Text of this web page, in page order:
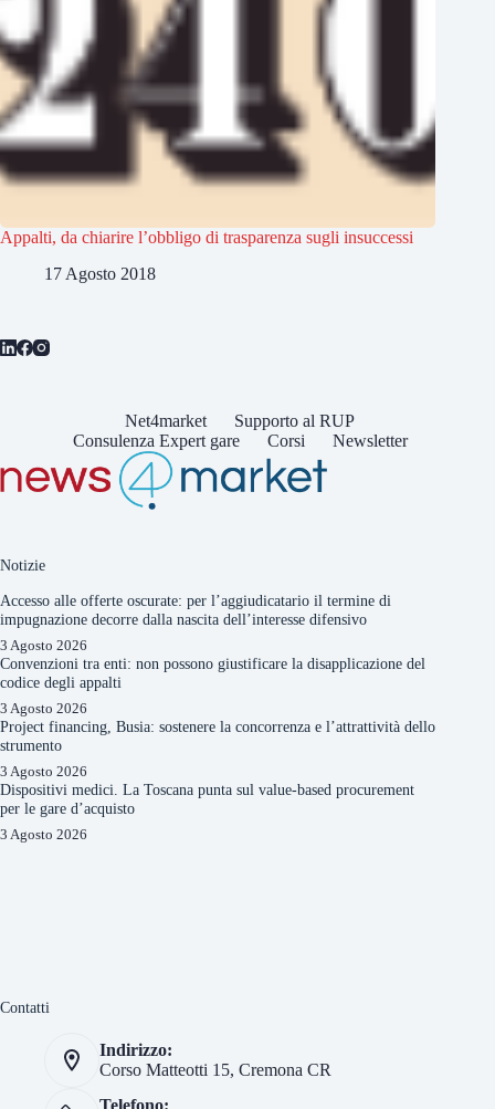
Appalti, da chiarire l’obbligo di trasparenza sugli insuccessi
17 Agosto 2018
Net4market
Supporto al RUP
Consulenza Expert gare
Corsi Newsletter
Notizie
Accesso alle offerte oscurate: per l’aggiudicatario il termine di
impugnazione decorre dalla nascita dell’interesse difensivo
3 Agosto 2026
Convenzioni tra enti: non possono giustificare la disapplicazione del
codice degli appalti
3 Agosto 2026
Project financing, Busia: sostenere la concorrenza e l’attrattività dello
strumento
3 Agosto 2026
Dispositivi medici. La Toscana punta sul value-based procurement
per le gare d’acquisto
3 Agosto 2026
Contatti
Indirizzo:
Corso Matteotti 15, Cremona CR
Telefono: